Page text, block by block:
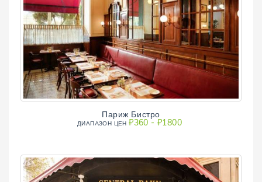
Париж Бистро
ДИАПAЗОН ЦЕН₽360 - ₽1800